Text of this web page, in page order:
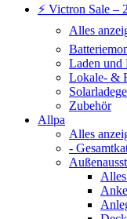
⚡ Victron Sale –
Alles
Laden und
Lokale- &
Zubehör
Allpa
Alles
-